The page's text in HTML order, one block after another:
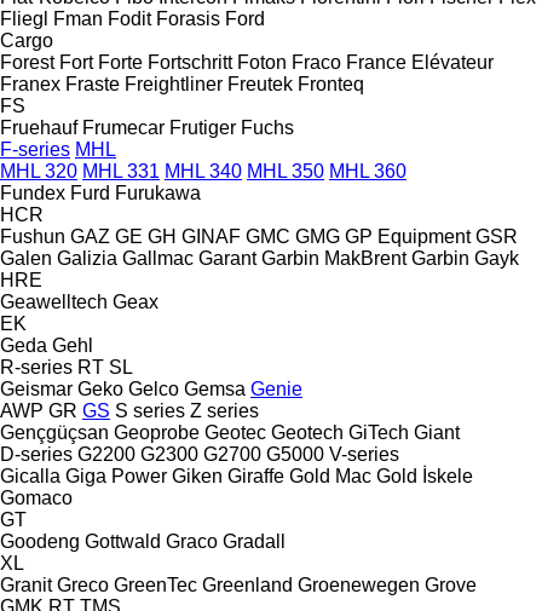
Fliegl
Fman Fodit Forasis Ford
Cargo
Forest Fort Forte Fortschritt Foton Fraco France Elévateur
Franex Fraste Freightliner Freutek Fronteq
FS
Fruehauf Frumecar Frutiger Fuchs
F-series MHL
MHL 320 MHL 331 MHL 340 MHL 350 MHL 360
Fundex Furd Furukawa
HCR
Fushun GAZ GE GH GINAF GMC GMG GP Equipment GSR
Galen Galizia Gallmac Garant Garbin MakBrent Garbin Gayk
HRE
Geawelltech Geax
EK
Geda Gehl
R-series RT SL
Geismar Geko Gelco Gemsa Genie
AWP GR GS S series Z series
Gençgüçsan Geoprobe Geotec Geotech GiTech Giant
D-series G2200 G2300 G2700 G5000 V-series
Gicalla Giga Power Giken Giraffe Gold Mac Gold İskele
Gomaco
GT
Goodeng Gottwald Graco Gradall
XL
Granit Greco GreenTec Greenland Groenewegen Grove
GMK RT TMS